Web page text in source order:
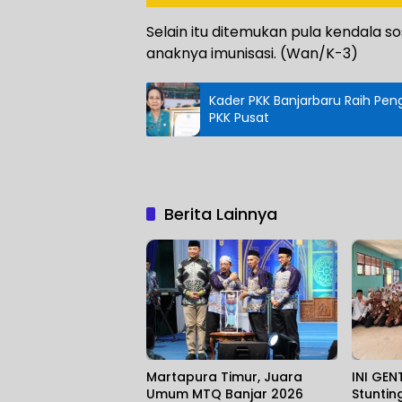
Selain itu ditemukan pula kendala
anaknya imunisasi. (Wan/K-3)
Kader PKK Banjarbaru Raih
PKK Pusat
Berita Lainnya
Martapura Timur, Juara
Umum MTQ Banjar 2026
INI